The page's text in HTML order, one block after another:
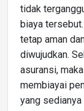
tidak
biaya
tetap aman
diwujudkan.
asuransi,
membiayai
yang